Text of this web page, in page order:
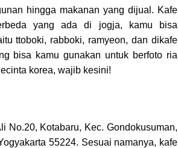
hingga makanan yang dijual. Kafe
yang ada di jogja, kamu bisa
ttoboki, rabboki, ramyeon, dan dikafe
bisa kamu gunakan untuk berfoto ria
korea, wajib kesini!
No.20, Kotabaru, Kec. Gondokusuman,
55224. Sesuai namanya, kafe